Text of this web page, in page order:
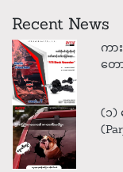
Recent News
ကာ
တေ
(၁)